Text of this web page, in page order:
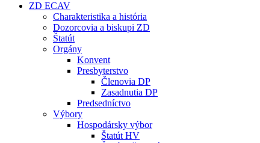
ZD ECAV
Charakteristika a história
Dozorcovia a biskupi ZD
Štatút
Orgány
Konvent
Presbyterstvo
Členovia DP
Zasadnutia DP
Predsedníctvo
Výbory
Hospodársky výbor
Štatút HV